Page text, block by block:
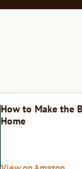
How to Make the
Home